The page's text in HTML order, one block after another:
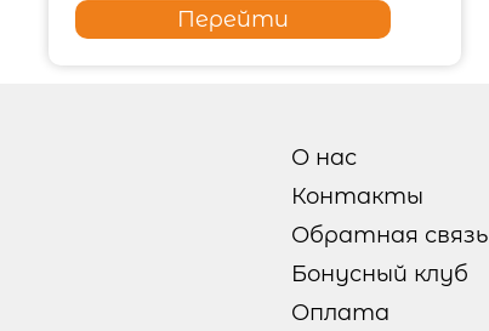
Перейти
О нас
Контакты
Обратная связь
Бонусный клуб
Оплата